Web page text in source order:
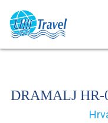
DRAMALJ HR-